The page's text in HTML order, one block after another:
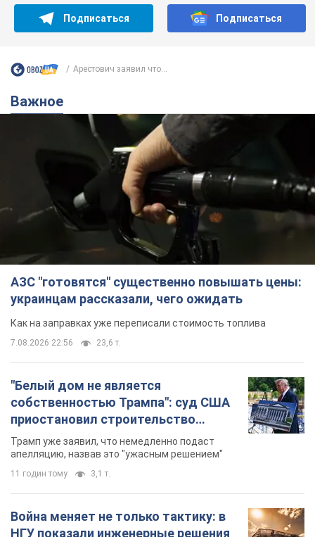
Подписаться Подписаться
Арестович заявил что...
Важное
АЗС "готовятся" существенно повышать цены:
украинцам рассказали, чего ожидать
Как на заправках уже переписали стоимость топлива
7.08.2026 22:56 23,6 т.
"Белый дом не является
собственностью Трампа": суд США
приостановил строительство
бального зала стоимостью 400 млн
долларов
Трамп уже заявил, что немедленно подаст
апелляцию, назвав это "ужасным решением"
11 годин тому 3,1 т.
Война меняет не только тактику: в
НГУ показали инженерные решения